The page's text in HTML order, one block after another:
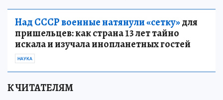
Над СССР военные натянули «сетку»для
пришельцев: как страна 13 лет тайно
искала и изучала инопланетных гостей
НАУКА
К ЧИТАТЕЛЯМ